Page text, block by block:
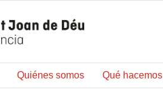
Quiénes somos Qué hacemos